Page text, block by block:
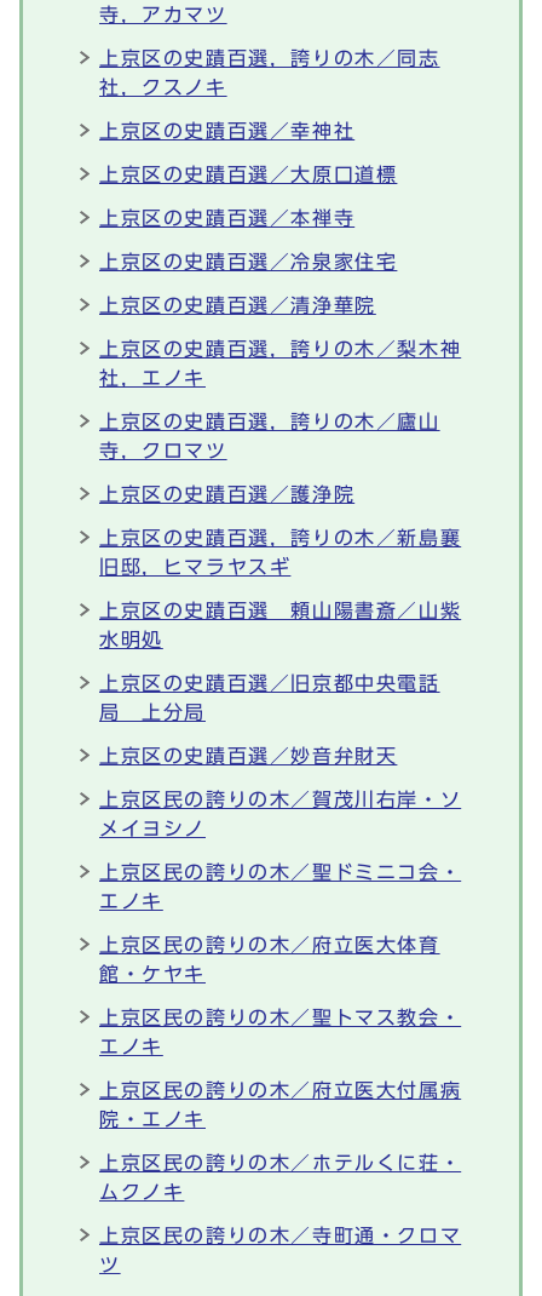
寺，アカマツ
上京区の史蹟百選，誇りの木／同志
社，クスノキ
上京区の史蹟百選／幸神社
上京区の史蹟百選／大原口道標
上京区の史蹟百選／本禅寺
上京区の史蹟百選／冷泉家住宅
上京区の史蹟百選／清浄華院
上京区の史蹟百選，誇りの木／梨木神
社，エノキ
上京区の史蹟百選，誇りの木／廬山
寺，クロマツ
上京区の史蹟百選／護浄院
上京区の史蹟百選，誇りの木／新島襄
旧邸，ヒマラヤスギ
上京区の史蹟百選 頼山陽書斎／山紫
水明処
上京区の史蹟百選／旧京都中央電話
局 上分局
上京区の史蹟百選／妙音弁財天
上京区民の誇りの木／賀茂川右岸・ソ
メイヨシノ
上京区民の誇りの木／聖ドミニコ会・
エノキ
上京区民の誇りの木／府立医大体育
館・ケヤキ
上京区民の誇りの木／聖トマス教会・
エノキ
上京区民の誇りの木／府立医大付属病
院・エノキ
上京区民の誇りの木／ホテルくに荘・
ムクノキ
上京区民の誇りの木／寺町通・クロマ
ツ